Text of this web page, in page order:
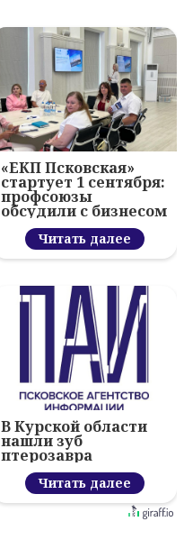
«ЕКП Псковская»
стартует 1 сентября:
профсоюзы
обсудили с бизнесом
новый цифровой
проектЧитать далее
В Курской области
нашли зуб
птерозавра
Читать далее